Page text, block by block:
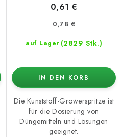
auf Lager (2829 Stk.)
0,61 €
0,78 €
IN DEN KORB
Die Kunststoff-Growerspritze ist
für die Dosierung von
Düngemitteln und Lösungen
geeignet.